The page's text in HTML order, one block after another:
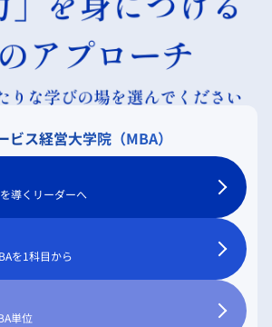
ビス経営大学院（MBA）
導くリーダーへ
を1科目から
単位